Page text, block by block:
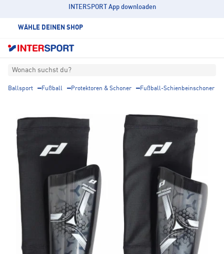
INTERSPORT App downloaden
WÄHLE DEINEN SHOP
Wonach suchst du?
Ballsport Fußball Protektoren & Schoner Fußball-Schienbeinschoner